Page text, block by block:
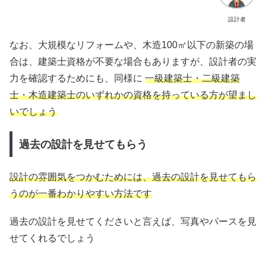
設計者
なお、大規模なリフォームや、木造100㎡以下の新築の場
合は、建築士資格が不要な場合もありますが、設計者の実
力を確認するためにも、同様に 一級建築士・二級建築
士・木造建築士のいずれかの資格を持っている方が望まし
いでしょう
過去の設計を見せてもらう
設計の雰囲気をつかむためには、過去の設計を見せてもら
うのが一番わかりやすい方法です
過去の設計を見せてくださいと言えば、写真やパースを見
せてくれるでしょう